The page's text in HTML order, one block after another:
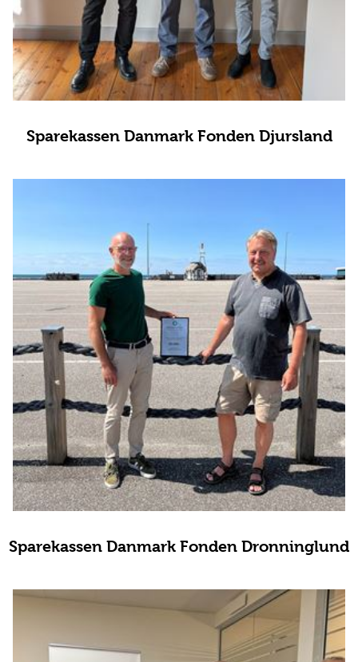
Sparekassen Danmark Fonden Djursland
Sparekassen Danmark Fonden Dronninglund